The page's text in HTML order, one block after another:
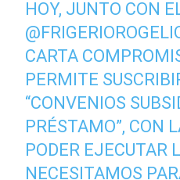
HOY, JUNTO CON
CARTA
PERMITE
“CONVENIOS
PRÉSTAMO”, CON
PODER EJECUTAR
NECESITAMOS